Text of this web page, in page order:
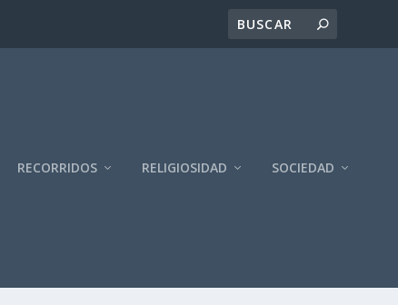
RECORRIDOS RELIGIOSIDAD SOCIEDAD